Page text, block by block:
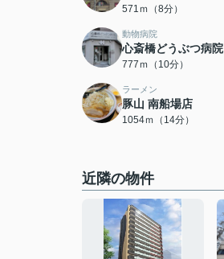
571ｍ（8分）
動物病院
心斎橋どうぶつ病院
777ｍ（10分）
ラーメン
豚山 南船場店
1054ｍ（14分）
近隣の物件